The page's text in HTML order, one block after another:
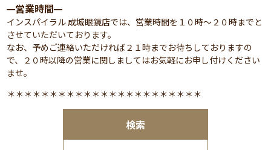
検索
━営業時間━
インスパイラル 成城眼鏡店では、営業時間を１０時～２０時までと
させていただいております。
なお、予めご連絡いただければ２１時までお待ちしておりますの
で、２０時以降の営業に関しましてはお気軽にお申し付けください
ませ。
＊＊＊＊＊＊＊＊＊＊＊＊＊＊＊＊＊＊＊＊＊＊＊